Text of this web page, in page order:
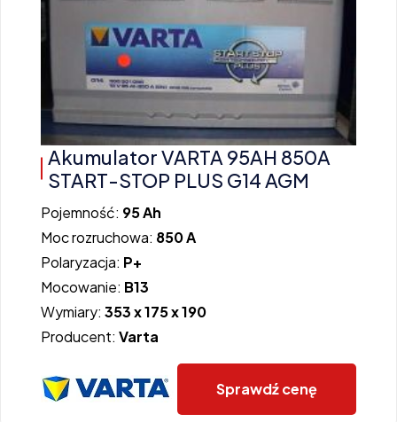
Akumulator VARTA 95AH 850A
START-STOP PLUS G14 AGM
Pojemność: 95 Ah
Moc rozruchowa: 850 A
Polaryzacja: P+
Mocowanie: B13
Wymiary: 353 x 175 x 190
Producent: Varta
Sprawdź cenę